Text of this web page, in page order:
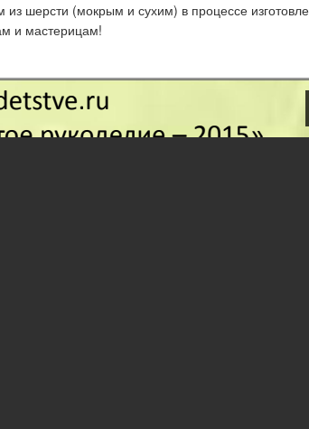
из шерсти (мокрым и сухим) в процессе
и мастерицам!